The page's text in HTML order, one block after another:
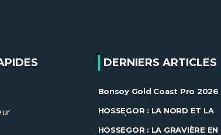
DERNIERS ARTICLES
Bonsoy Gold Coast Pro 2026
Gilmore et Ewing brillent à
Snapper ......
HOSSEGOR : LA NORD ET LA
GRAVIÈRE EN FEU !
HOSSEGOR : LA GRAVIÈRE EN